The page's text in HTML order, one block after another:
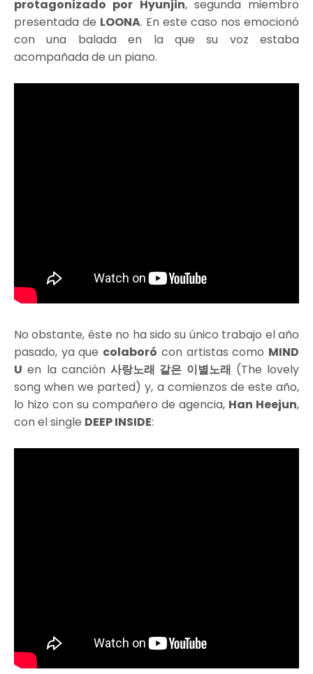
protagonizado por Hyunjin, segunda miembro
presentada de LOONA. En este caso nos emocionó
con una balada en la que su voz estaba
acompañada de un piano.
No obstante, éste no ha sido su único trabajo el año
pasado, ya que colaboró con artistas como MIND
U en la canción 사랑노래 같은 이별노래 (The lovely
song when we parted) y, a comienzos de este año,
lo hizo con su compañero de agencia, Han Heejun,
con el single DEEP INSIDE: